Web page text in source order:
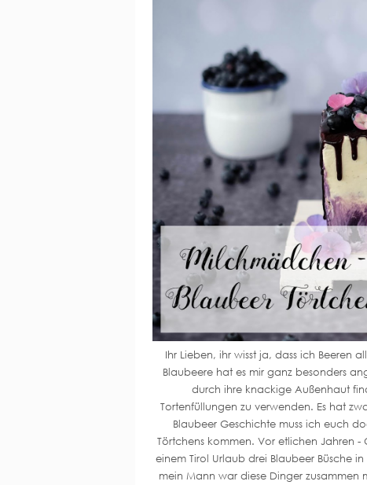
Ihr Lieben, ihr wisst ja, dass ich Beeren
Blaubeere hat es mir ganz besonders
durch ihre knackige Außenhaut
Tortenfüllungen zu verwenden. Es hat
Blaubeer Geschichte muss ich euch
Törtchens kommen. Vor etlichen Jahren
einem Tirol Urlaub drei Blaubeer Büsche
mein Mann war diese Dinger zusammen